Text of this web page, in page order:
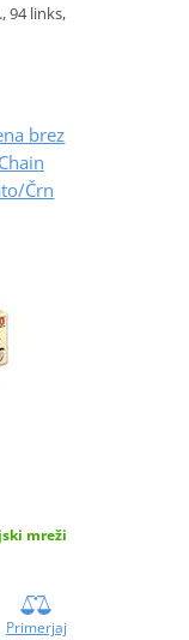
94 links,
brez
Črn
mreži
Primerjaj